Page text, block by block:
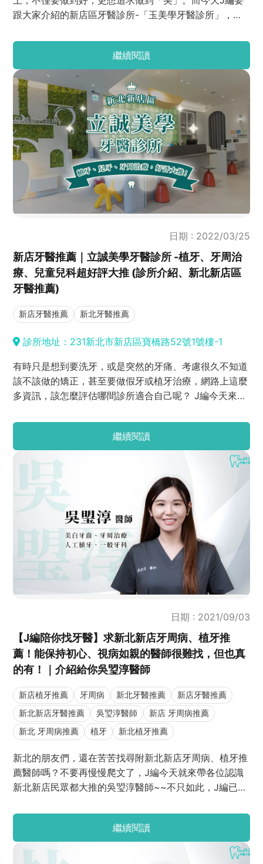
跟大家介紹的新店區牙醫診所-「玉美學牙醫診所」，可
好奇這是一間怎麼樣的診所呢？話不多說，趕緊跟著J編
繼續閱讀
日期 : 2022/03/25
新店牙醫推薦｜立誠美學牙醫診所 -植牙、牙周治
療、兒童兒科超好評大推 (診所介紹、新北新店區
牙醫推薦)
新店牙醫推薦 新北牙醫推薦
診所地址：231新北市新店區寶橋路52號1號樓-1
有時只是想到要洗牙，或是突然的牙痛、考慮很久不知道
該不該做的矯正，甚至要做假牙或植牙治療，網路上這麼
多資訊，該怎麼評估哪間診所適合自己呢？ J編今天來推
不到的，J編在本文都整理好囉，本文包含環境、推薦原
因、醫師陣容，跟著J編腳步一起開箱立誠美學牙醫診所
吧。
繼續閱讀
日期 : 2021/09/03
【J編陪你找牙醫】求新北新店牙周病、植牙推
薦！能保持初心、視病如親的醫師很難找，但也真
的有！｜介紹給你吳琞淳醫師
新店植牙推薦 牙周病 新北牙醫推薦
新店牙醫推薦
新北新店牙醫推薦
吳琞淳醫師
新店 牙周病推薦
新北 牙周病推薦
植牙 新北植牙推薦
新北的朋友們，還在苦苦找尋附新北新店牙周病、植牙推
薦醫師嗎？不要再慢慢爬文了，J編今天就來帶各位認識
新北新店民眾都大推的吳琞淳醫師~~不只如此，J編已幫
推薦 ptt dcard等資訊，方便各位快速參考並評估吳醫師
繼續閱讀